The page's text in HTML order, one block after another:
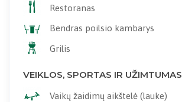
Restoranas
Bendras poilsio kambarys
Grilis
VEIKLOS, SPORTAS IR UŽIMTUMAS
Vaikų žaidimų aikštelė (lauke)